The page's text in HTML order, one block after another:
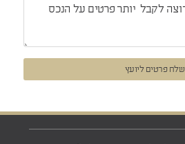
שלח פרטים ליועץ